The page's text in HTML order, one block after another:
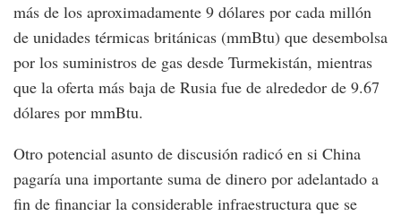
más de los aproximadamente 9 dólares por cada millón
de unidades térmicas británicas (mmBtu) que desembolsa
por los suministros de gas desde Turmekistán, mientras
que la oferta más baja de Rusia fue de alrededor de 9.67
dólares por mmBtu.
Otro potencial asunto de discusión radicó en si China
pagaría una importante suma de dinero por adelantado a
fin de financiar la considerable infraestructura que se